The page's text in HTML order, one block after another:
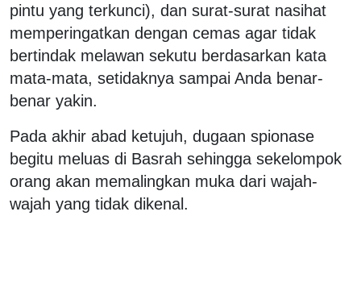
pintu yang terkunci), dan surat-surat nasihat
memperingatkan dengan cemas agar tidak
bertindak melawan sekutu berdasarkan kata
mata-mata, setidaknya sampai Anda benar-
benar yakin.
Pada akhir abad ketujuh, dugaan spionase
begitu meluas di Basrah sehingga sekelompok
orang akan memalingkan muka dari wajah-
wajah yang tidak dikenal.